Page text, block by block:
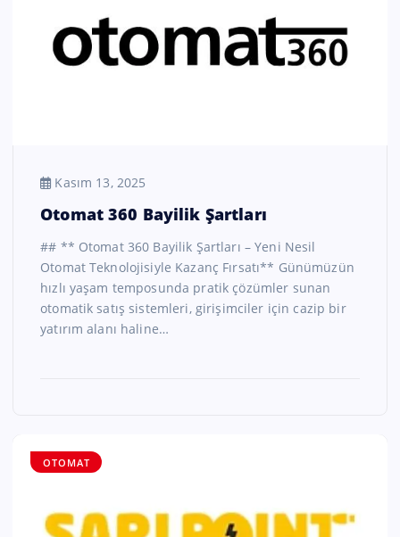
Kasım 13, 2025
Otomat 360 Bayilik Şartları
## ** Otomat 360 Bayilik Şartları – Yeni Nesil
Otomat Teknolojisiyle Kazanç Fırsatı** Günümüzün
hızlı yaşam temposunda pratik çözümler sunan
otomatik satış sistemleri, girişimciler için cazip bir
yatırım alanı haline…
OTOMAT